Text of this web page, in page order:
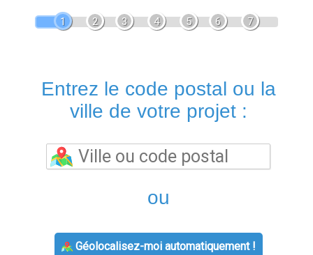
1 2 3 4 5 6 7
Entrez le code postal ou la
ville de votre projet :
ou
Géolocalisez-moi automatiquement !